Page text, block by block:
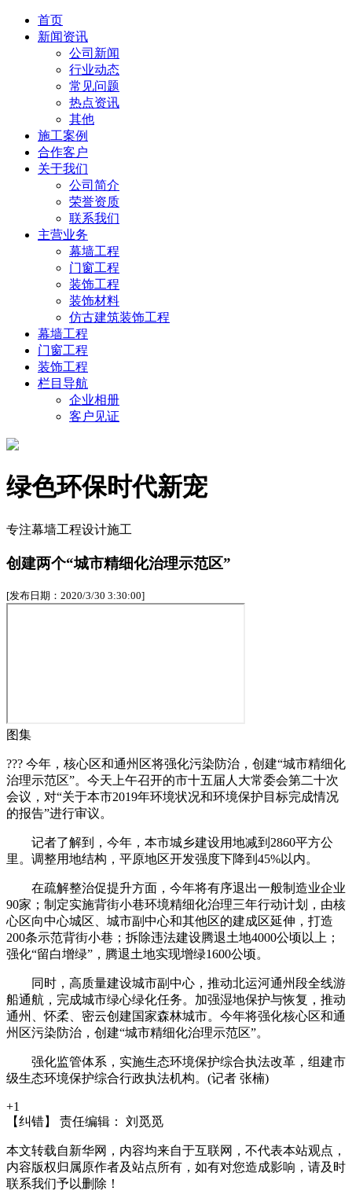
首页
新闻资讯
公司新闻
行业动态
常见问题
热点资讯
其他
施工案例
合作客户
关于我们
公司简介
荣誉资质
联系我们
主营业务
幕墙工程
门窗工程
装饰工程
装饰材料
仿古建筑装饰工程
幕墙工程
门窗工程
装饰工程
栏目导航
企业相册
客户见证
绿色环保时代新宠
专注幕墙工程设计施工
创建两个“城市精细化治理示范区”
[发布日期：2020/3/30 3:30:00]
图集
??? 今年，核心区和通州区将强化污染防治，创建“城市精细化
治理示范区”。今天上午召开的市十五届人大常委会第二十次
会议，对“关于本市2019年环境状况和环境保护目标完成情况
的报告”进行审议。
记者了解到，今年，本市城乡建设用地减到2860平方公
里。调整用地结构，平原地区开发强度下降到45%以内。
在疏解整治促提升方面，今年将有序退出一般制造业企业
90家；制定实施背街小巷环境精细化治理三年行动计划，由核
心区向中心城区、城市副中心和其他区的建成区延伸，打造
200条示范背街小巷；拆除违法建设腾退土地4000公顷以上；
强化“留白增绿”，腾退土地实现增绿1600公顷。
同时，高质量建设城市副中心，推动北运河通州段全线游
船通航，完成城市绿心绿化任务。加强湿地保护与恢复，推动
通州、怀柔、密云创建国家森林城市。今年将强化核心区和通
州区污染防治，创建“城市精细化治理示范区”。
强化监管体系，实施生态环境保护综合执法改革，组建市
级生态环境保护综合行政执法机构。(记者 张楠)
+1
【纠错】 责任编辑： 刘觅觅
本文转载自新华网，内容均来自于互联网，不代表本站观点，
内容版权归属原作者及站点所有，如有对您造成影响，请及时
联系我们予以删除！